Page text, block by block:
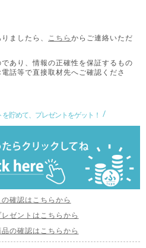
ましたら、 こちら からご連絡いただ
あり、情報の正確性を保証するもの
話等で直接取材先へご確認くださ
を貯めて、プレゼントをゲット！
確認はこちらから
ゼントはこちらから
の確認はこちらから